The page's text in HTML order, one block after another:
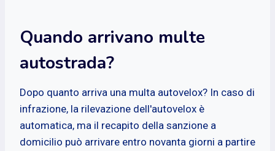
Quando arrivano multe
autostrada?
Dopo quanto arriva una multa autovelox? In caso di
infrazione, la rilevazione dell'autovelox è
automatica, ma il recapito della sanzione a
domicilio può arrivare entro novanta giorni a partire